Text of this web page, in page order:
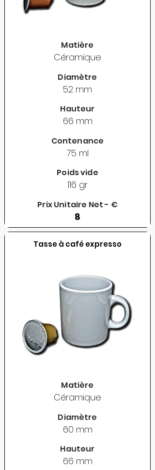
Matière
Céramique
Diamètre
52 mm
Hauteur
66 mm
Contenance
75 ml
Poids vide
116 gr
Prix Unitaire Net - €
8
Tasse à café expresso
Matière
Céramique
Diamètre
60 mm
Hauteur
66 mm